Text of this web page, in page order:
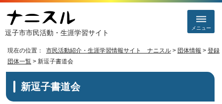
逗子市市民活動・生涯学習サイト
メニュー
現在の位置： 市民活動紹介・生涯学習情報サイト ナニスル > 団体情報 > 登録
団体一覧 > 新逗子書道会
新逗子書道会